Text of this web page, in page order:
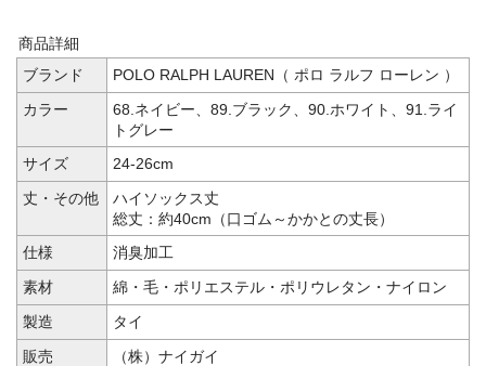
商品詳細
ブランド
POLO RALPH LAUREN（ ポロ ラルフ ローレン ）
カラー
68.ネイビー、89.ブラック、90.ホワイト、91.ライ
トグレー
サイズ
24-26cm
丈・その他
ハイソックス丈
総丈：約40cm（口ゴム～かかとの丈長）
仕様
消臭加工
素材
綿・毛・ポリエステル・ポリウレタン・ナイロン
製造
タイ
販売
（株）ナイガイ